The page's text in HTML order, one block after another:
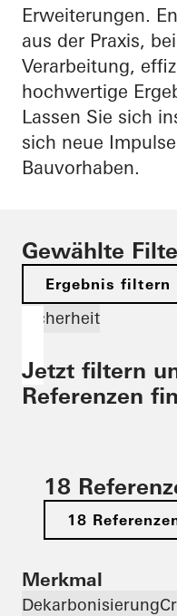
Erweiterungen.
aus der Praxis,
Verarbeitung,
hochwertige
Lassen Sie sich
sich neue
Bauvorhaben.
Gewählte
Ergebnis filtern
Sicherheit
Jetzt filtern
Referenzen
18
18
Merkmal
Dekarbonisierung